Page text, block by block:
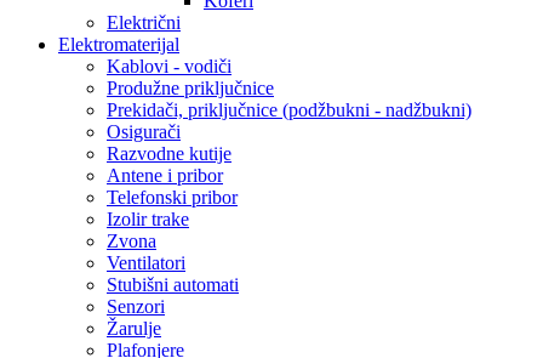
Električni
Elektromaterijal
Kablovi - vodiči
Produžne priključnice
Prekidači, priključnice (podžbukni - nadžbukni)
Osigurači
Razvodne kutije
Antene i pribor
Telefonski pribor
Izolir trake
Zvona
Ventilatori
Stubišni automati
Senzori
Žarulje
Plafonjere